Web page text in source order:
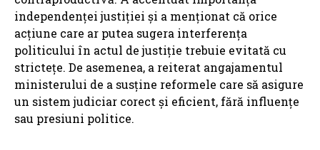
independenței justiției și a menționat că orice
acțiune care ar putea sugera interferența
politicului în actul de justiție trebuie evitată cu
strictețe. De asemenea, a reiterat angajamentul
ministerului de a susține reformele care să asigure
un sistem judiciar corect și eficient, fără influențe
sau presiuni politice.